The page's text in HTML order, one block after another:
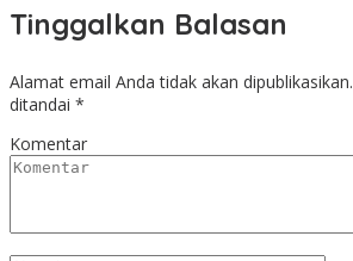
Tinggalkan Balasan
Alamat email Anda tidak akan dipublikasikan.
ditandai *
Komentar